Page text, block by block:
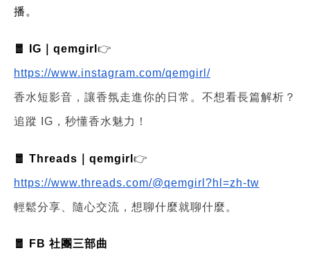
播。
🧧 IG｜qemgirl 👉
https://www.instagram.com/qemgirl/
香水短影音，讓香氛走進你的日常。不想看長篇解析？
追蹤 IG，秒懂香水魅力！
🧧 Threads｜qemgirl 👉
https://www.threads.com/@qemgirl?hl=zh-tw
輕鬆分享、隨心交流，想聊什麼就聊什麼。
🧧 FB 社團三部曲